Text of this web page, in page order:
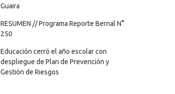
Guaira
RESUMEN // Programa Reporte Bernal N°
250
Educación cerró el año escolar con
despliegue de Plan de Prevención y
Gestión de Riesgos